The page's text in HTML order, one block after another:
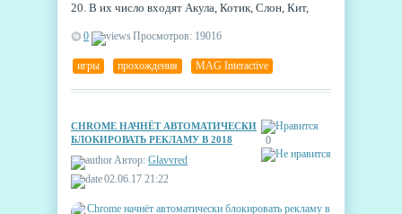
20. В их число входят Акула, Котик, Слон, Кит,
Обезьяна.
0 Просмотров: 19016
игры прохождения MAG Interactive
0
CHROME НАЧНЁТ АВТОМАТИЧЕСКИ
БЛОКИРОВАТЬ РЕКЛАМУ В 2018
Автор: Glavvred
02.06.17 21:22